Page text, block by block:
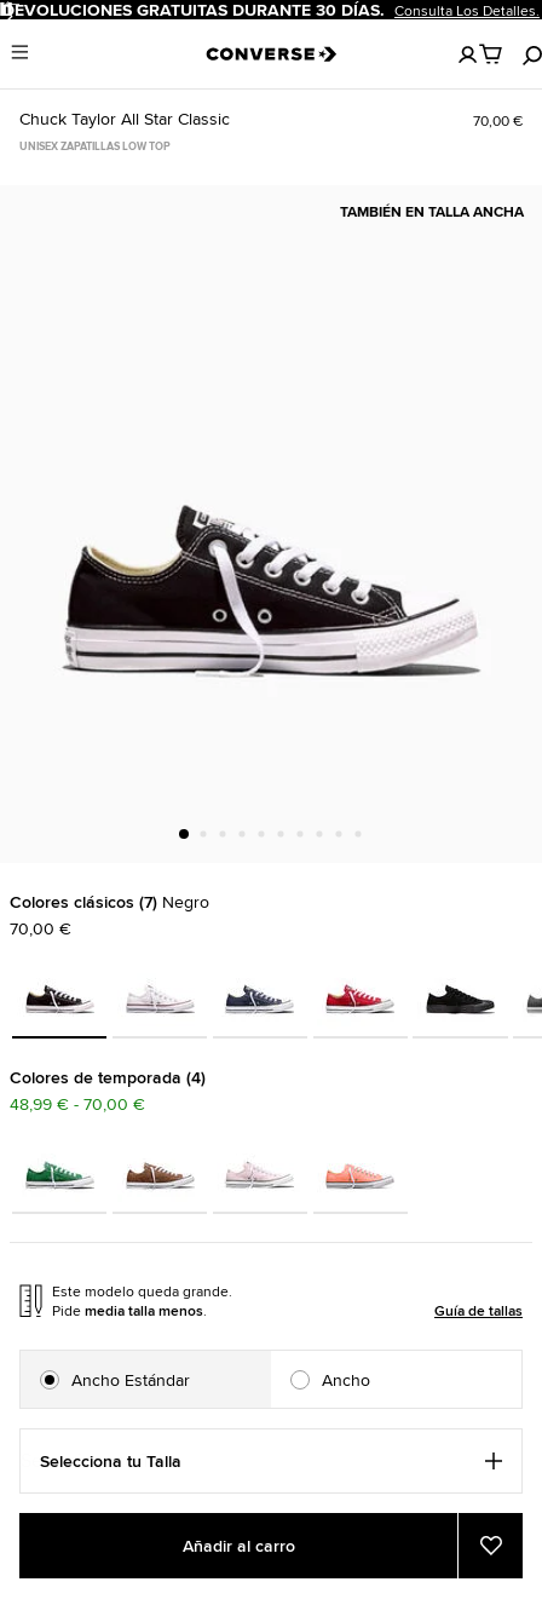
Pausar
DEVOLUCIONES GRATUITAS DURANTE 30 DÍAS. Consulta Los Detalles.
Menu
No
hay
artículos
tu
Chuck Taylor All Star Classic 70,00 €
UNISEX ZAPATILLAS LOW TOP
TAMBIÉN EN TALLA ANCHA
Colores clásicos 7 Negro
70,00 €
Colores de temporada 4
48,99 € - 70,00 €
Este modelo queda grande.
Pidemedia talla menos. Guía de tallas
Ancho Estándar Ancho
Selecciona tu Talla
Add
cart
Product
Añadir al carro
a